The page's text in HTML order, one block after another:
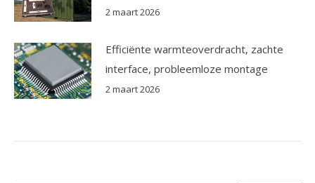
2 maart 2026
Efficiënte warmteoverdracht, zachte
interface, probleemloze montage
2 maart 2026